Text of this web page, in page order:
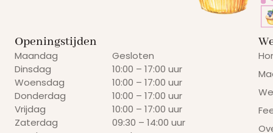
Openingstijden
Maandag
Dinsdag
Woensdag
Donderdag
Vrijdag
Zaterdag
Gesloten
10:00 – 17:00 uur
10:00 – 17:00 uur
10:00 – 17:00 uur
10:00 – 17:00 uur
09:30 – 14:00 uur